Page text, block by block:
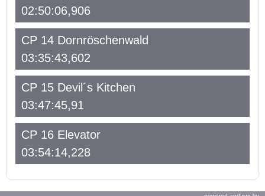
02:50:06,906
CP 14 Dornröschenwald
03:35:43,602
CP 15 Devil´s Kitchen
03:47:45,91
CP 16 Elevator
03:54:14,228